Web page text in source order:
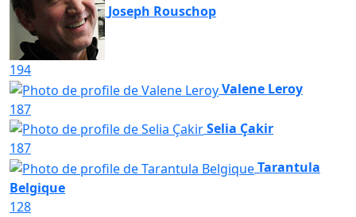
Joseph Rouschop
194
Valene Leroy
187
Selia Çakir
187
Tarantula
Belgique
128